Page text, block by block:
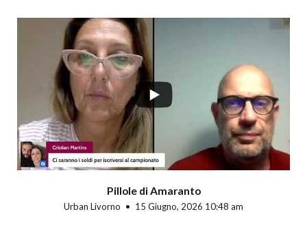
Pillole di Amaranto
Urban Livorno 15 Giugno, 2026 10:48 am